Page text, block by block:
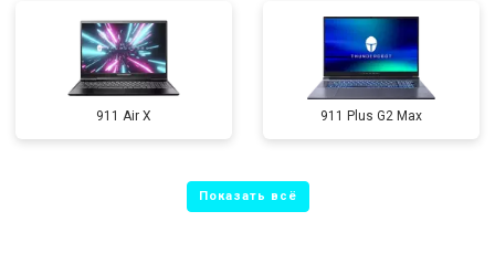
911 Air X 911 Plus G2 Max